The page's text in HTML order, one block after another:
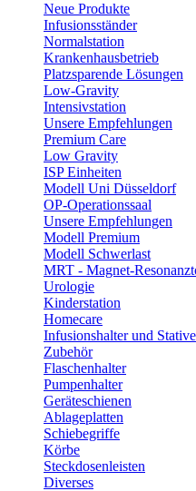
Neue Produkte
Infusionsständer
Normalstation
Krankenhausbetrieb
Platzsparende Lösungen
Low-Gravity
Intensivstation
Unsere Empfehlungen
Premium Care
Low Gravity
ISP Einheiten
Modell Uni Düsseldorf
OP-Operationssaal
Unsere Empfehlungen
Modell Premium
Modell Schwerlast
MRT - Magnet-
Urologie
Kinderstation
Homecare
Infusionshalter und Stative
Zubehör
Flaschenhalter
Pumpenhalter
Geräteschienen
Ablageplatten
Schiebegriffe
Körbe
Steckdosenleisten
Diverses